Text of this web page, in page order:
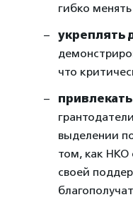
гибко
укреплять
что
выделении
том, как НКО
своей